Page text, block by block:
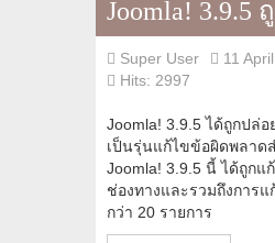
Joomla! 3.9.5
Super User
11
Hits: 2997
Joomla! 3.9.5 ได้ถูกปล่
เป็นรุ่นแก้ไขข้อผิดพลาด
Joomla! 3.9.5 นี้ ได้ถูก
ช่องทางและรวมถึงการ
กว่า 20 รายการ